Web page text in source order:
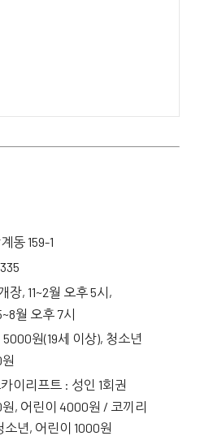
동 159-1
장, 11~2월 오후 5시,
월 오후 7시
5000원(19세 이상), 청소년
이리프트 : 성인 1회권
, 어린이 4000원 / 코끼리
소년, 어린이 1000원